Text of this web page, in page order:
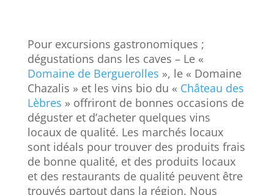
Pour excursions gastronomiques ;
dégustations dans les caves – Le «
Domaine de Berguerolles », le « Domaine
Chazalis » et les vins bio du « Château des
Lèbres » offriront de bonnes occasions de
déguster et d’acheter quelques vins
locaux de qualité. Les marchés locaux
sont idéals pour trouver des produits frais
de bonne qualité, et des produits locaux
et des restaurants de qualité peuvent être
trouvés partout dans la région. Nous